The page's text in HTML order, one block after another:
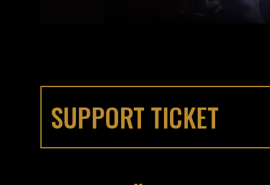
SUPPORT TICKET